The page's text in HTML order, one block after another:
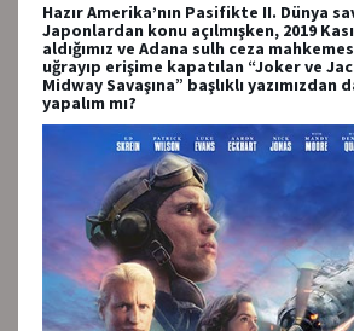
Hazır Amerika’nın Pasifikte II. Dünya
Japonlardan konu açılmışken, 2019
aldığımız ve Adana sulh ceza
uğrayıp erişime kapatılan “Joker ve
Midway Savaşına” başlıklı
yapalım mı?